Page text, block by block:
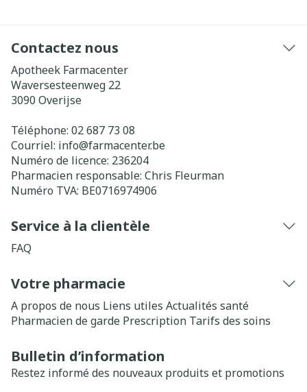
Contactez nous
Apotheek Farmacenter
Waversesteenweg 22
3090 Overijse
Téléphone: 02 687 73 08
Courriel: info@farmacenter.be
Numéro de licence: 236204
Pharmacien responsable: Chris Fleurman
Numéro TVA: BE0716974906
Service à la clientèle
FAQ
Votre pharmacie
A propos de nous Liens utiles Actualités santé
Pharmacien de garde Prescription Tarifs des soins
Bulletin d’information
Restez informé des nouveaux produits et promotions